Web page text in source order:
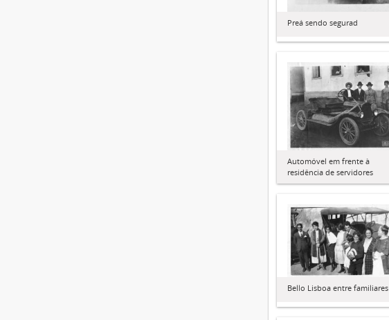
Preá sendo segurad
Automóvel em frente à
residência de servidores
Bello Lisboa entre familiares